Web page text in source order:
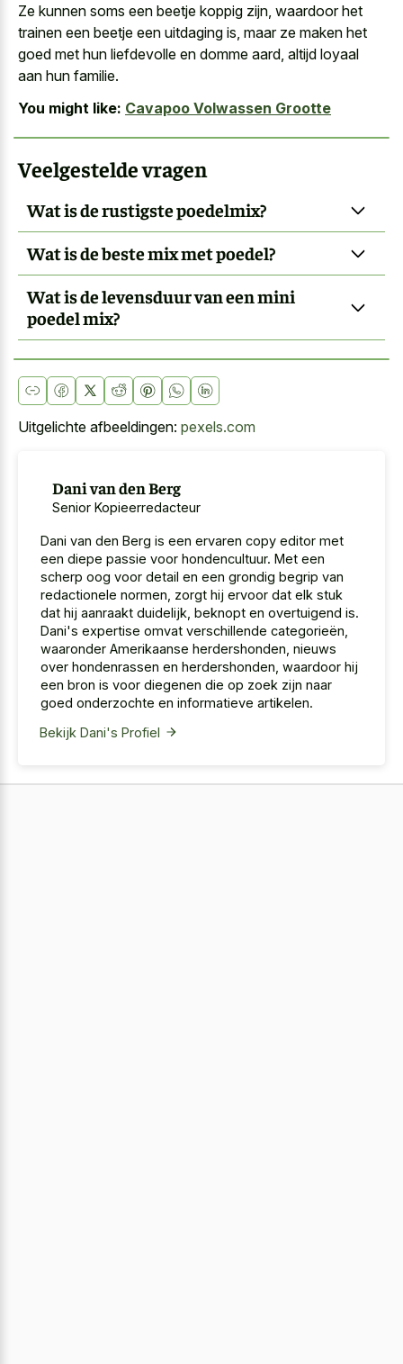
Ze kunnen soms een beetje koppig zijn, waardoor het
trainen een beetje een uitdaging is, maar ze maken het
goed met hun liefdevolle en domme aard, altijd loyaal
aan hun familie.
You might like: Cavapoo Volwassen Grootte
Veelgestelde vragen
Wat is de rustigste poedelmix?
Wat is de beste mix met poedel?
Wat is de levensduur van een mini
poedel mix?
Uitgelichte afbeeldingen: pexels.com
Dani van den Berg
Senior Kopieerredacteur
Dani van den Berg is een ervaren copy editor met
een diepe passie voor hondencultuur. Met een
scherp oog voor detail en een grondig begrip van
redactionele normen, zorgt hij ervoor dat elk stuk
dat hij aanraakt duidelijk, beknopt en overtuigend is.
Dani's expertise omvat verschillende categorieën,
waaronder Amerikaanse herdershonden, nieuws
over hondenrassen en herdershonden, waardoor hij
een bron is voor diegenen die op zoek zijn naar
goed onderzochte en informatieve artikelen.
Bekijk Dani's Profiel